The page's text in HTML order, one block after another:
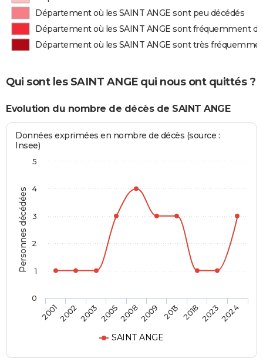
Département où les SAINT ANGE sont peu décédés
Département où les SAINT ANGE sont fréquemment
Département où les SAINT ANGE sont très
Qui sont les SAINT ANGE qui nous ont quittés ?
Evolution du nombre de décès de SAINT ANGE
Personnes décédées
Données exprimées en nombre de décès (source :
Insee)
SAINT ANGE
200120022003200520082009 2013 201820232024
0
1
2
3
4
5